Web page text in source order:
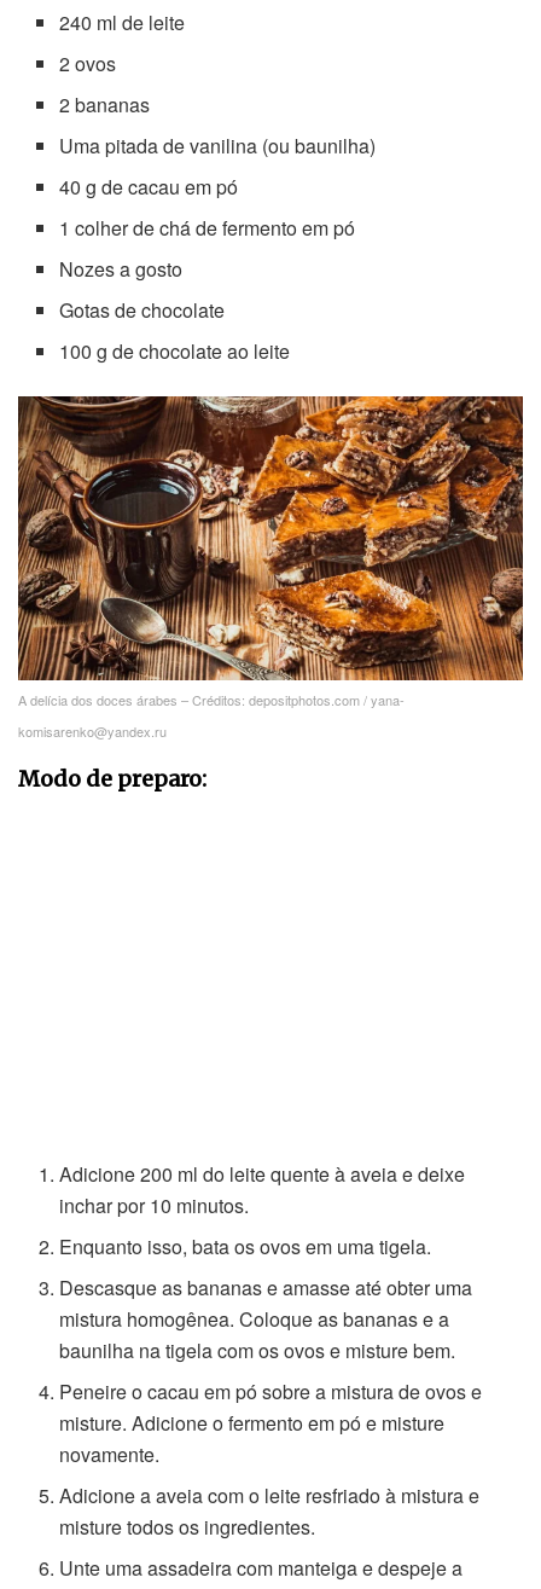
240 ml de leite
2 ovos
2 bananas
Uma pitada de vanilina (ou baunilha)
40 g de cacau em pó
1 colher de chá de fermento em pó
Nozes a gosto
Gotas de chocolate
100 g de chocolate ao leite
A delícia dos doces árabes – Créditos: depositphotos.com / yana-
komisarenko@yandex.ru
Modo de preparo:
Adicione 200 ml do leite quente à aveia e deixe
inchar por 10 minutos.
Enquanto isso, bata os ovos em uma tigela.
Descasque as bananas e amasse até obter uma
mistura homogênea. Coloque as bananas e a
baunilha na tigela com os ovos e misture bem.
Peneire o cacau em pó sobre a mistura de ovos e
misture. Adicione o fermento em pó e misture
novamente.
Adicione a aveia com o leite resfriado à mistura e
misture todos os ingredientes.
Unte uma assadeira com manteiga e despeje a